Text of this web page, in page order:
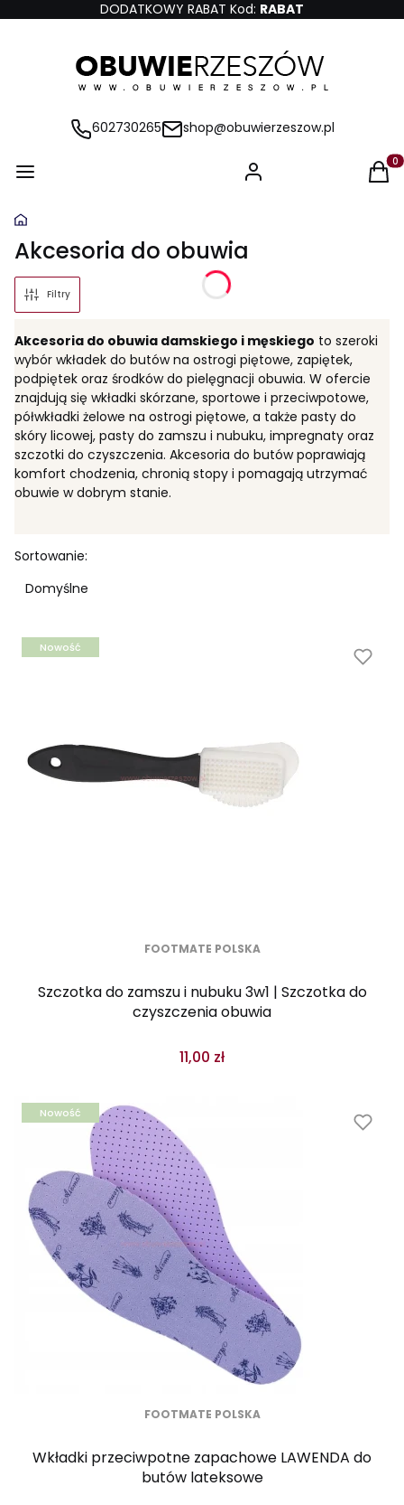
DODATKOWY RABAT Kod: RABAT
602730265 shop@obuwierzeszow.pl
Akcesoria do obuwia
Filtry
Akcesoria do obuwia damskiego i męskiego to szeroki
wybór wkładek do butów na ostrogi piętowe, zapiętek,
podpiętek oraz środków do pielęgnacji obuwia. W ofercie
znajdują się wkładki skórzane, sportowe i przeciwpotowe,
półwkładki żelowe na ostrogi piętowe, a także pasty do
skóry licowej, pasty do zamszu i nubuku, impregnaty oraz
szczotki do czyszczenia. Akcesoria do butów poprawiają
komfort chodzenia, chronią stopy i pomagają utrzymać
obuwie w dobrym stanie.
Lista produktów
Sortowanie:
Domyślne
Nowość
FOOTMATE POLSKA
Szczotka do zamszu i nubuku 3w1 | Szczotka do
czyszczenia obuwia
11,00 zł
Nowość
FOOTMATE POLSKA
Wkładki przeciwpotne zapachowe LAWENDA do
butów lateksowe